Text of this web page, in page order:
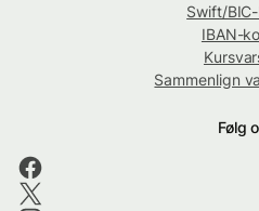
Swift/
IBAN-
Sammenlign
Følg